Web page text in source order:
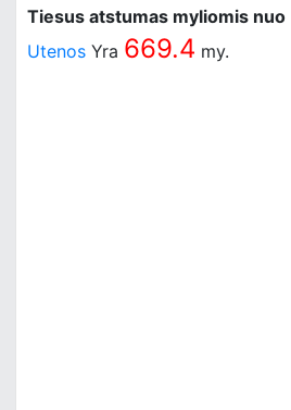
Tiesus atstumas myliomis nuo
Utenos Yra 669.4 my.